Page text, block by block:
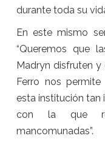
durante toda su
En este mismo
“Queremos que
Madryn disfruten
Ferro nos
esta institución tan
con la que
mancomunadas”.